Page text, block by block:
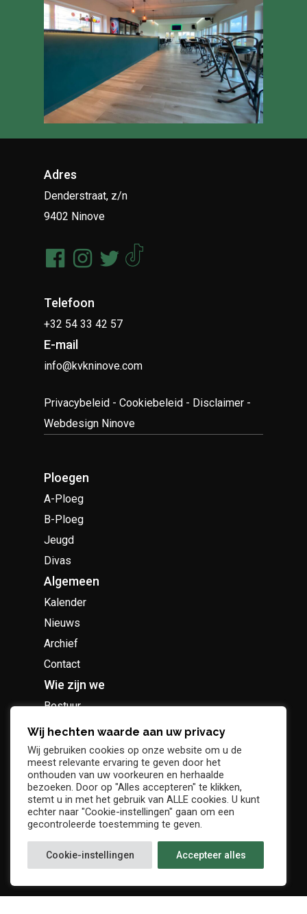
Adres
Denderstraat, z/n
9402 Ninove
Telefoon
+32 54 33 42 57
E-mail
info@kvkninove.com
Privacybeleid -Cookiebeleid - Disclaimer -
Webdesign Ninove
Ploegen
A-Ploeg
B-Ploeg
Jeugd
Divas
Algemeen
Kalender
Nieuws
Archief
Contact
Wie zijn we
Bestuur
Geschiedenis
Supportersclub
Socio Business Club
Wij hechten waarde aan uw privacy
Wij gebruiken cookies op onze website om u de
meest relevante ervaring te geven door het
onthouden van uw voorkeuren en herhaalde
bezoeken. Door op "Alles accepteren" te klikken,
stemt u in met het gebruik van ALLE cookies. U kunt
echter naar "Cookie-instellingen" gaan om een
gecontroleerde toestemming te geven.
Cookie-instellingen Accepteer alles